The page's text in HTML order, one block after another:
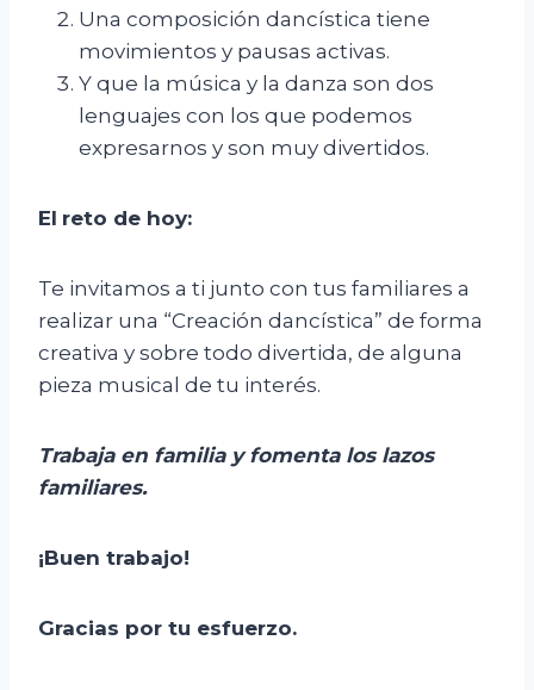
Una composición dancística tiene
movimientos y pausas activas.
Y que la música y la danza son dos
lenguajes con los que podemos
expresarnos y son muy divertidos.
El reto de hoy:
Te invitamos a ti junto con tus familiares a
realizar una “Creación dancística” de forma
creativa y sobre todo divertida, de alguna
pieza musical de tu interés.
Trabajaen familia y fomentalos lazos
familiares.
¡Buen trabajo!
Gracias por tu esfuerzo.